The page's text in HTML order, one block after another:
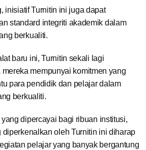
inisiatif Turnitin ini juga dapat
standard integriti akademik dalam
berkualiti.
baru ini, Turnitin sekali lagi
mempunyai komitmen yang
para pendidik dan pelajar dalam
berkualiti.
dipercayai bagi ribuan institusi,
oleh Turnitin ini diharap
pelajar yang banyak bergantung